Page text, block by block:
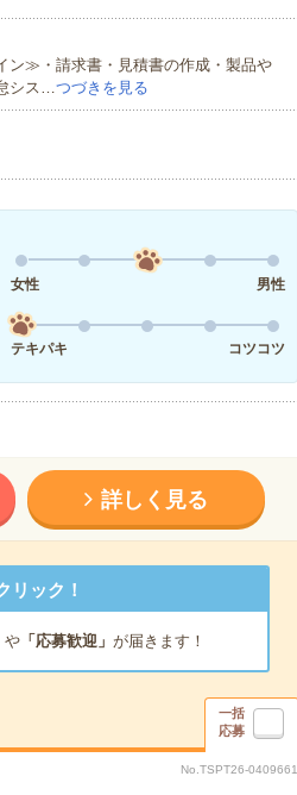
ン≫・請求書・見積書の作成・製品や
シス…つづきを見る
女性
男性
テキパキ
コツコツ
詳しく見る
ック！
や「応募歓迎」 が届きます！
一括
応募
No.TSPT26-0409661